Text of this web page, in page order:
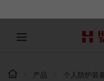
产品 个人防护装